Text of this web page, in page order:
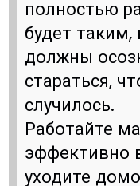
полностью
будет
должны
стараться,
случилось.
Работайте
эффективно
уходите